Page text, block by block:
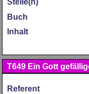
Stelle(n)
Buch
Inhalt
T649 Ein Gott
Referent